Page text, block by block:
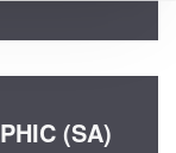
(SA)